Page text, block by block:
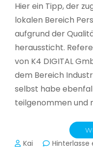
Hier ein Tipp, der
lokalen Bereich
aufgrund der
heraussticht.
von K4 DIGITAL
dem Bereich
selbst habe
teilgenommen und
Kai